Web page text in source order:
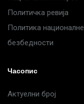
Политичка ревија
Политика националне
безбедности
Часопис
Актуелни број